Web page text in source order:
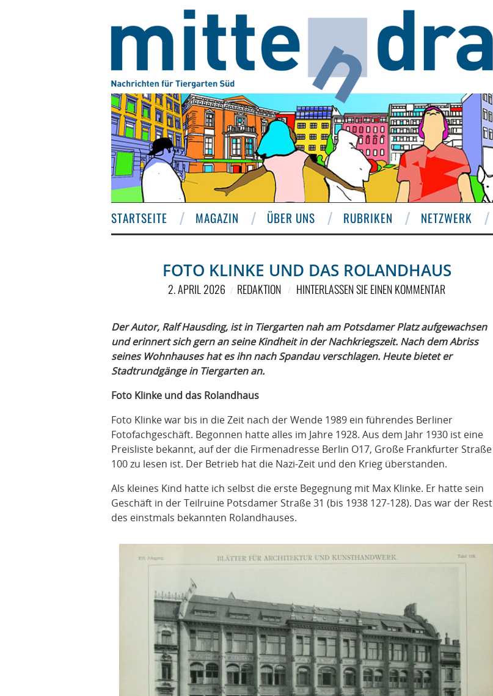
STARTSEITE MAGAZIN ÜBER UNS RUBRIKEN NETZWERK
FOTO KLINKE UND DAS ROLANDHAUS
2. APRIL 2026 REDAKTION HINTERLASSEN SIE EINEN KOMMENTAR
Der Autor, Ralf Hausding, ist in Tiergarten nah am Potsdamer Platz aufgewachsen
und erinnert sich gern an seine Kindheit in der Nachkriegszeit. Nach dem Abriss
seines Wohnhauses hat es ihn nach Spandau verschlagen. Heute bietet er
Stadtrundgänge in Tiergarten an.
Foto Klinke und das Rolandhaus
Foto Klinke war bis in die Zeit nach der Wende 1989 ein führendes Berliner
Fotofachgeschäft. Begonnen hatte alles im Jahre 1928. Aus dem Jahr 1930 ist eine
Preisliste bekannt, auf der die Firmenadresse Berlin O17, Große Frankfurter Straße
100 zu lesen ist. Der Betrieb hat die Nazi-Zeit und den Krieg überstanden.
Als kleines Kind hatte ich selbst die erste Begegnung mit Max Klinke. Er hatte sein
Geschäft in der Teilruine Potsdamer Straße 31 (bis 1938 127-128). Das war der Rest
des einstmals bekannten Rolandhauses.